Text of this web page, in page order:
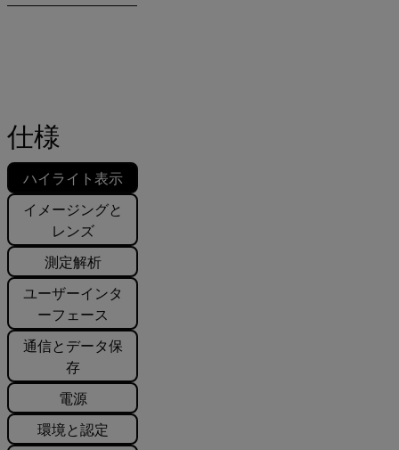
仕様
ハイライト表示
イメージングと
レンズ
測定解析
ユーザーインタ
ーフェース
通信とデータ保
存
電源
環境と認定